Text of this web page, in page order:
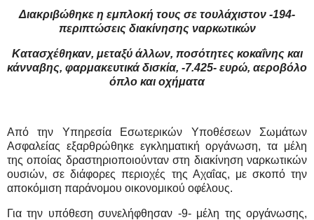
Διακριβώθηκε η εμπλοκή τους σε τουλάχιστον -194-
περιπτώσεις διακίνησης ναρκωτικών
Κατασχέθηκαν, μεταξύ άλλων, ποσότητες κοκαΐνης και
κάνναβης, φαρμακευτικά δισκία, -7.425- ευρώ, αεροβόλο
όπλο και οχήματα
Από την Υπηρεσία Εσωτερικών Υποθέσεων Σωμάτων
Ασφαλείας εξαρθρώθηκε εγκληματική οργάνωση, τα μέλη
της οποίας δραστηριοποιούνταν στη διακίνηση ναρκωτικών
ουσιών, σε διάφορες περιοχές της Αχαΐας, με σκοπό την
αποκόμιση παράνομου οικονομικού οφέλους.
Για την υπόθεση συνελήφθησαν -9- μέλη της οργάνωσης,